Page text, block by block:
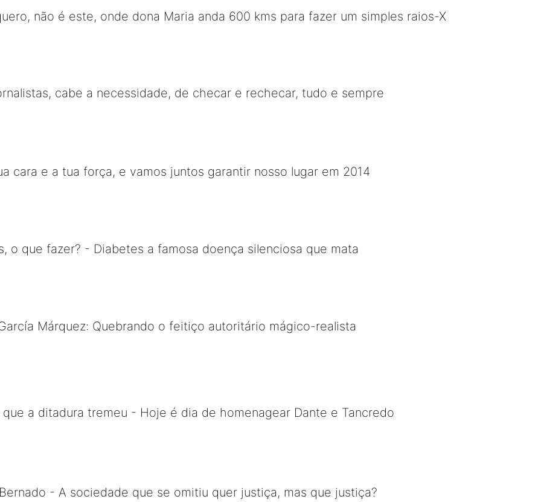
não é este, onde dona Maria anda 600 kms para fazer um simples raios-X
cabe a necessidade, de checar e rechecar, tudo e sempre
cara e a tua força, e vamos juntos garantir nosso lugar em 2014
o que fazer? - Diabetes a famosa doença silenciosa que mata
Márquez: Quebrando o feitiço autoritário mágico-realista
a ditadura tremeu - Hoje é dia de homenagear Dante e Tancredo
- A sociedade que se omitiu quer justiça, mas que justiça?